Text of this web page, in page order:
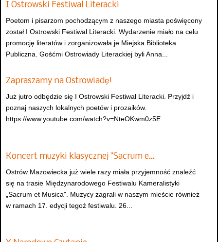
I Ostrowski Festiwal Literacki
Poetom i pisarzom pochodzącym z naszego miasta poświęcony
został I Ostrowski Festiwal Literacki. Wydarzenie miało na celu
promocję literatów i zorganizowała je Miejska Biblioteka
Publiczna. Gośćmi Ostrowiady Literackiej byli Anna...
Zapraszamy na Ostrowiadę!
Już jutro odbędzie się I Ostrowski Festiwal Literacki. Przyjdź i
poznaj naszych lokalnych poetów i prozaików.
https://www.youtube.com/watch?v=NteOKwm0z5E
Koncert muzyki klasycznej "Sacrum e…
Ostrów Mazowiecka już wiele razy miała przyjemność znaleźć
się na trasie Międzynarodowego Festiwalu Kameralistyki
„Sacrum et Musica". Muzycy zagrali w naszym mieście również
w ramach 17. edycji tegoż festiwalu. 26...